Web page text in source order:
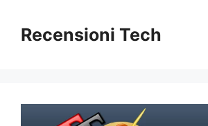
contenuto
Recensioni Tech